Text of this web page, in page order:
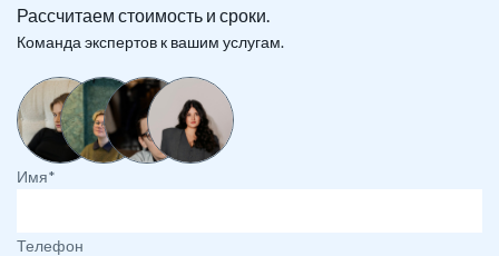
Рассчитаем стоимость и сроки.
Команда экспертов к вашим услугам.
Имя*
Телефон